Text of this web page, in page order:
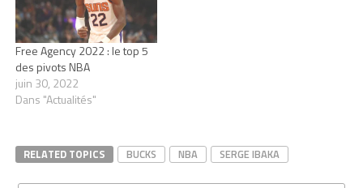
Free Agency 2022 : le top 5
des pivots NBA
juin 30, 2022
Dans "Actualités"
RELATED TOPICS BUCKS NBA SERGE IBAKA